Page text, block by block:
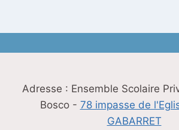
Adresse : Ensemble Scolaire
Bosco - 78 impasse de
GABARRET